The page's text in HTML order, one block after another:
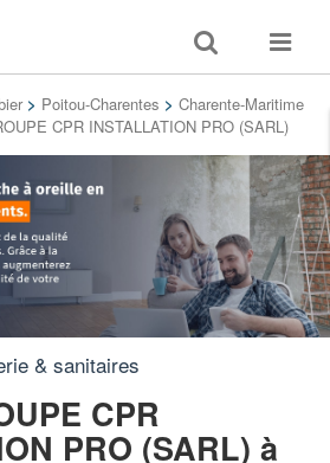
Toggle
search
Toggle
> Poitou-Charentes > Charente-Maritime
CPR INSTALLATION PRO (SARL)
& sanitaires
CPR
PRO (SARL) à